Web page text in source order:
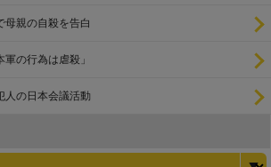
母親の自殺を告白
の行為は虐殺」
人の日本会議活動